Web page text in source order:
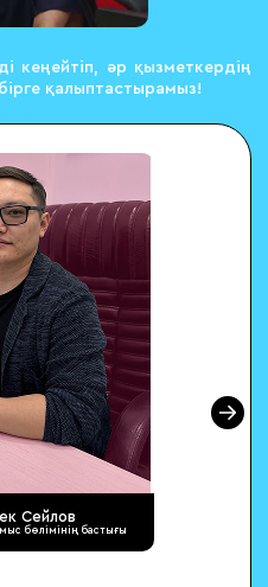
кеңейтіп, әр қызметкердің
қалыптастырамыз!
Сейлов
бөлімінің бастығы